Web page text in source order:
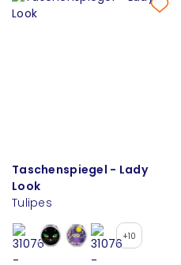
Taschenspiegel - Lady
Look
Tulipes
+10